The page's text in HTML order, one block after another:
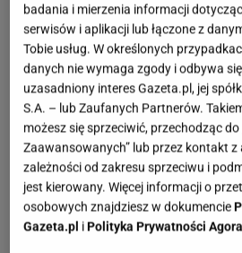
badania i mierzenia informacji
serwisów i aplikacji lub łączone z
Tobie usług. W określonych
danych nie wymaga zgody i odbywa
uzasadniony interes Gazeta.pl, jej
S.A. – lub Zaufanych Partnerów.
możesz się sprzeciwić, przechodząc do
Zaawansowanych” lub przez kontakt
zależności od zakresu sprzeciwu i
jest kierowany. Więcej informacji o
osobowych znajdziesz w dokumencie
Gazeta.pl iPolityka Prywatności